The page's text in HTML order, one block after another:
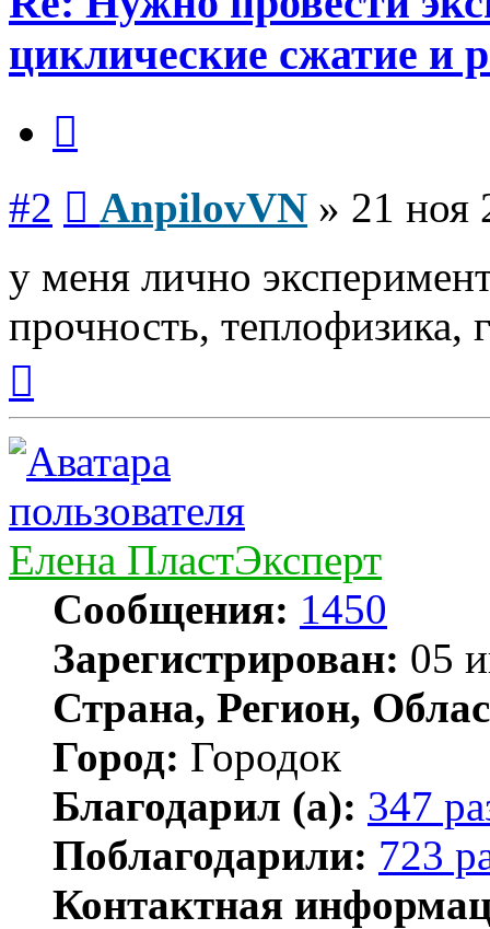
циклические сжатие и
#2 AnpilovVN » 21 ноя
у меня лично
прочность, теплофизика,
началу
Елена ПластЭксперт
Сообщения: 1450
Зарегистрирован: 05
Страна, Регион,
Город: Городок
Благодарил (а): 347
Поблагодарили: 723
Контактная